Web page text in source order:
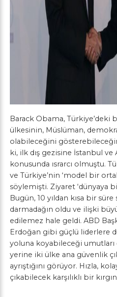
Barack Obama, Türkiye’deki
ülkesinin, Müslüman,
olabileceğini
ki, ilk dış gezisine İstanbul ve
konusunda ısrarcı olmuştu.
ve Türkiye’nin ‘model bir
söylemişti. Ziyaret ‘dünyaya
Bugün, 10 yıldan kısa bir
darmadağın oldu ve ilişki
edilemez hale geldi. ABD
Erdoğan gibi güçlü liderlere
yoluna koyabileceği umutları
yerine iki ülke ana güvenlik
ayrıştığını görüyor. Hızla,
çıkabilecek karşılıklı bir